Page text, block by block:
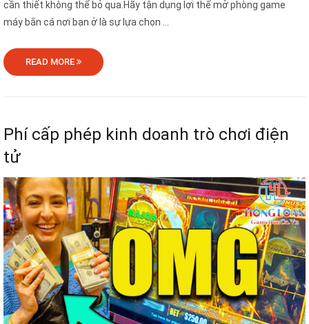
cần thiết không thể bỏ qua.Hãy tận dụng lợi thế mở phòng game
máy bắn cá nơi bạn ở là sự lựa chọn ...
READ MORE
Phí cấp phép kinh doanh trò chơi điện
tử